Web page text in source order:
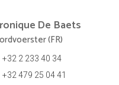
De Baets
(FR)
+32 2 233 40 34
+32 479 25 04 41